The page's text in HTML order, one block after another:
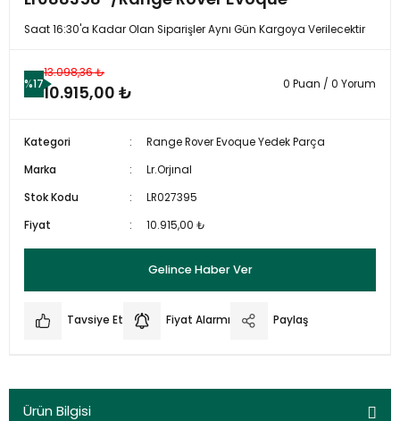
Saat 16:30'a Kadar Olan Siparişler Aynı Gün Kargoya Verilecektir
%17
13.098,36 ₺
10.915,00 ₺ 0 Puan / 0 Yorum
Kategori
Range Rover Evoque Yedek Parça
Marka
Lr.Orjınal
Stok Kodu
LR027395
Fiyat
10.915,00 ₺
Gelince Haber Ver
Tavsiye Et Fiyat Alarmı Paylaş
Ürün Bilgisi